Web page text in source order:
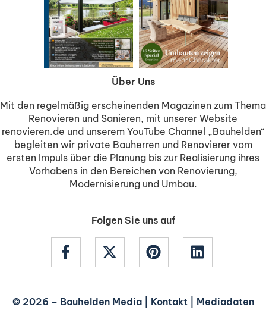
Über Uns
Mit den regelmäßig erscheinenden Magazinen zum Thema
Renovieren und Sanieren, mit unserer Website
renovieren.de und unserem YouTube Channel „Bauhelden“
begleiten wir private Bauherren und Renovierer vom
ersten Impuls über die Planung bis zur Realisierung ihres
Vorhabens in den Bereichen von Renovierung,
Modernisierung und Umbau.
Folgen Sie uns auf
© 2026 – Bauhelden Media| Kontakt| Mediadaten